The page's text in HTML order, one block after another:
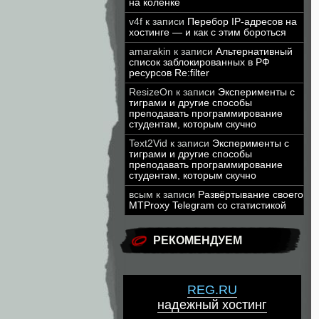
на коленке
v4f к записи Перебор IP-адресов на
хостинге — и как с этим бороться
amarakin к записи Альтернативный
список заблокированных в РФ
ресурсов Re:filter
ResizeOn к записи Эксперименты с
тиграми и другие способы
преподавать программирование
студентам, которым скучно
Text2Vid к записи Эксперименты с
тиграми и другие способы
преподавать программирование
студентам, которым скучно
всым к записи Развёртывание своего
MTProxy Telegram со статистикой
РЕКОМЕНДУЕМ
REG.RU
надежный хостинг